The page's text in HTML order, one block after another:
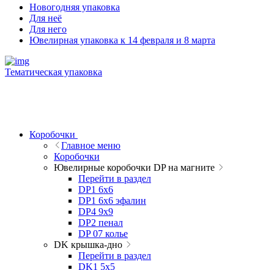
Новогодняя упаковка
Для неё
Для него
Ювелирная упаковка к 14 февраля и 8 марта
Тематическая упаковка
Коробочки
Главное меню
Коробочки
Ювелирные коробочки DP на магните
Перейти в раздел
DP1 6x6
DP1 6x6 эфалин
DP4 9x9
DP2 пенал
DP 07 колье
DK крышка-дно
Перейти в раздел
DK1 5x5